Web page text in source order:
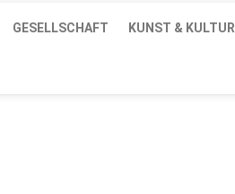
GESELLSCHAFT KUNST & KULTUR